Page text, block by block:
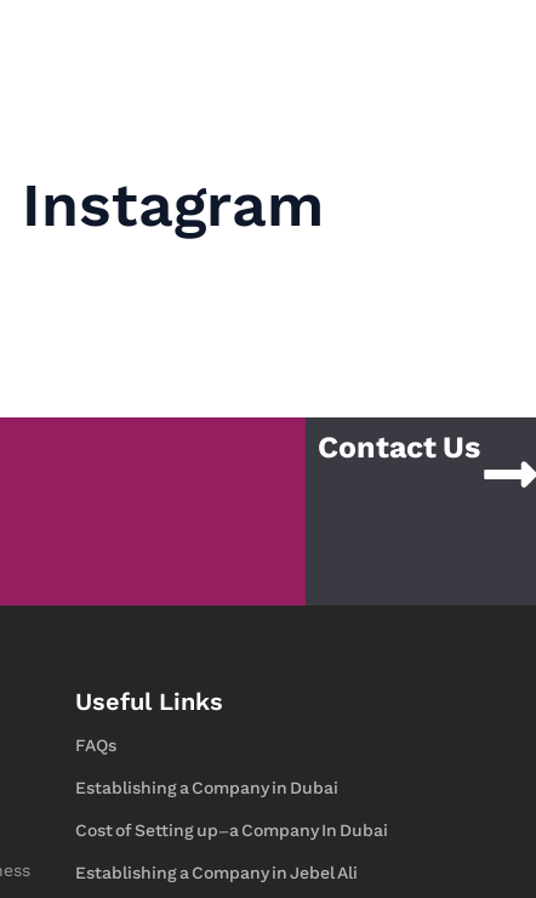
Instagram
Contact Us
Useful Links
FAQs
Establishing a Company in Dubai
Cost of Setting up-a Company In Dubai
Establishing a Company in Jebel Ali